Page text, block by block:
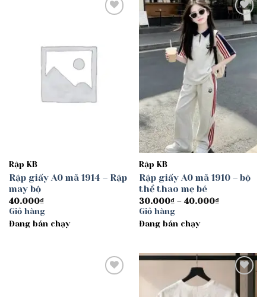
Rập KB
Rập giấy A0 mã 1914 – Rập
may bộ
40.000₫
Giỏ hàng
Đang bán chạy
Add to
wishlist
Rập KB
Rập giấy A0 mã 1910 – bộ
thể thao mẹ bé
30.000₫ – 40.000₫Khoảng
Giỏ hàng
Đang bán chạy
wishlist